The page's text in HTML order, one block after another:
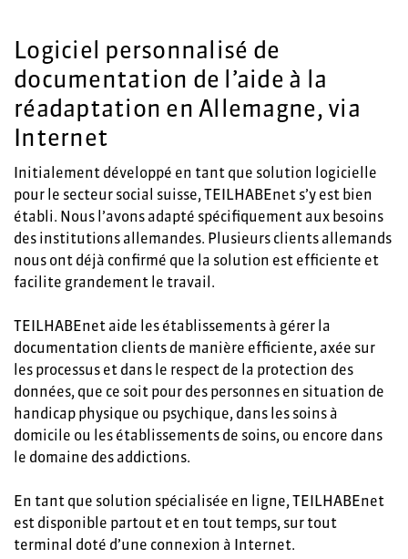
Logiciel personnalisé de
documentation de l’aide à la
réadaptation en Allemagne, via
Internet
Initialement développé en tant que solution logicielle
pour le secteur social suisse, TEILHABEnet s’y est bien
établi. Nous l’avons adapté spécifiquement aux besoins
des institutions allemandes. Plusieurs clients allemands
nous ont déjà confirmé que la solution est efficiente et
facilite grandement le travail.
TEILHABEnet aide les établissements à gérer la
documentation clients de manière efficiente, axée sur
les processus et dans le respect de la protection des
données, que ce soit pour des personnes en situation de
handicap physique ou psychique, dans les soins à
domicile ou les établissements de soins, ou encore dans
le domaine des addictions.
En tant que solution spécialisée en ligne, TEILHABEnet
est disponible partout et en tout temps, sur tout
terminal doté d’une connexion à Internet.